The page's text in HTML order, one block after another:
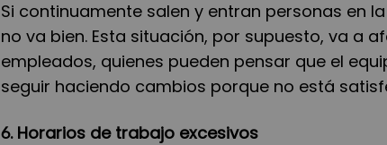
Si continuamente salen y entran personas en
no va bien. Esta situación, por supuesto, va a
empleados, quienes pueden pensar que el
seguir haciendo cambios porque no está
6. Horarios de trabajo excesivos